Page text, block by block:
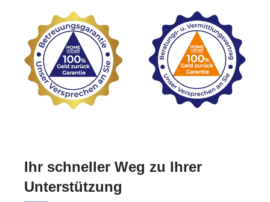
Ihr schneller Weg zu Ihrer
Unterstützung